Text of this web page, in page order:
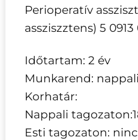
Perioperatív
assziszztens) 5 0913
Időtartam: 2 év
Munkarend:
Korhatár:
Nappali
Esti tagozaton: